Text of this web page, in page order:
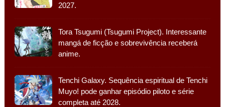
2027.
Tora Tsugumi (Tsugumi Project). Interessante
mangá de ficção e sobrevivência receberá
anime.
Tenchi Galaxy. Sequência espiritual de Tenchi
Muyo! pode ganhar episódio piloto e série
completa até 2028.